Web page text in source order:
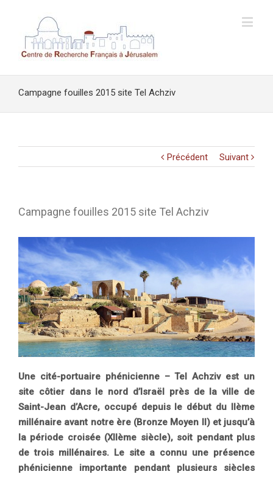
Campagne fouilles 2015 site Tel Achziv
Précédent Suivant
Campagne fouilles 2015 site Tel Achziv
Une cité-portuaire phénicienne –Tel Achziv est un
site côtier dans le nord d’Israël près de la ville de
Saint-Jean d’Acre, occupé depuis le début du IIème
millénaire avant notre ère (Bronze Moyen II) et jusqu’à
la période croisée (XIIème siècle), soit pendant plus
de trois millénaires. Le site a connu une présence
phénicienne importante pendant plusieurs siècles